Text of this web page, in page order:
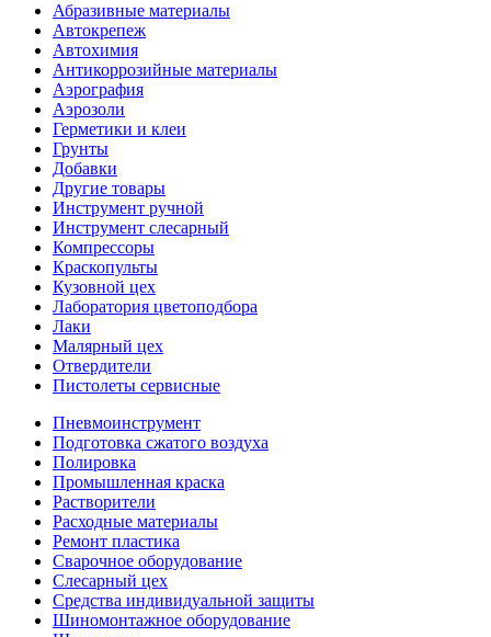
Абразивные материалы
Автокрепеж
Автохимия
Антикоррозийные материалы
Аэрография
Аэрозоли
Герметики и клеи
Грунты
Добавки
Другие товары
Инструмент ручной
Инструмент слесарный
Компрессоры
Краскопульты
Кузовной цех
Лаборатория цветоподбора
Лаки
Малярный цех
Отвердители
Пистолеты сервисные
Пневмоинструмент
Подготовка сжатого воздуха
Полировка
Промышленная краска
Растворители
Расходные материалы
Ремонт пластика
Сварочное оборудование
Слесарный цех
Средства индивидуальной защиты
Шиномонтажное оборудование